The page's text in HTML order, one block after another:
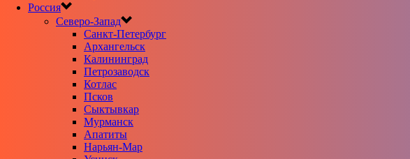
Россия
Северо-Запад
Санкт-Петербург
Архангельск
Калининград
Петрозаводск
Котлас
Псков
Сыктывкар
Мурманск
Апатиты
Нарьян-Мар